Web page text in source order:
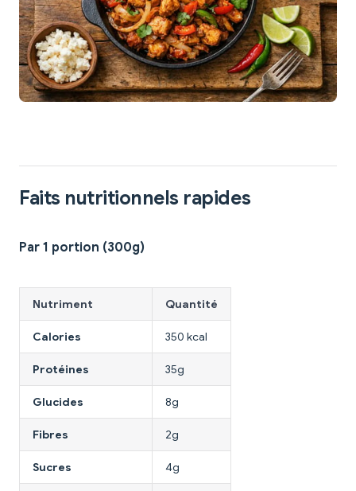
Faits nutritionnels rapides
Par 1 portion (300g)
Nutriment Quantité
Calories 350 kcal
Protéines 35g
Glucides 8g
Fibres 2g
Sucres 4g